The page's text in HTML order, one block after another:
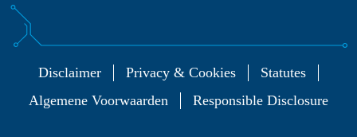
Disclaimer Privacy & Cookies
Statutes
Algemene Voorwaarden
Responsible Disclosure